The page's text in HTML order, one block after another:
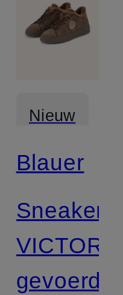
Nieuw
Blauer
Sneakers
gevoerd